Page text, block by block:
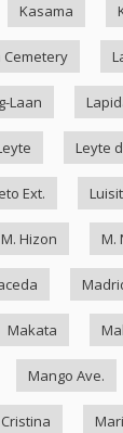
Kasama
Cemetery
Laan
Leyte
Ext.
M. Hizon M.
Makata
Mango Ave.